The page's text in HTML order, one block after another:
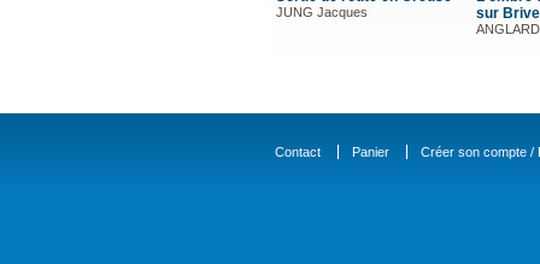
JUNG Jacques
sur Brive
Contact Panier Créer son compte /